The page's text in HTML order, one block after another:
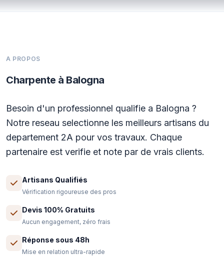
A PROPOS
Charpente à Balogna
Besoin d'un professionnel qualifie a Balogna ?
Notre reseau selectionne les meilleurs artisans du
departement 2A pour vos travaux. Chaque
partenaire est verifie et note par de vrais clients.
Artisans Qualifiés
Vérification rigoureuse des pros
Devis 100% Gratuits
Aucun engagement, zéro frais
Réponse sous 48h
Mise en relation ultra-rapide